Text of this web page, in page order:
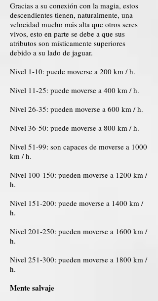
Gracias a su conexión con la magia, estos
descendientes tienen, naturalmente, una
velocidad mucho más alta que otros seres
vivos, esto en parte se debe a que sus
atributos son místicamente superiores
debido a su lado de jaguar.
Nivel 1-10: puede moverse a 200 km / h.
Nivel 11-25: puede moverse a 400 km / h.
Nivel 26-35: pueden moverse a 600 km / h.
Nivel 36-50: puede moverse a 800 km / h.
Nivel 51-99: son capaces de moverse a 1000
km / h.
Nivel 100-150: pueden moverse a 1200 km /
h.
Nivel 151-200: puede moverse a 1400 km /
h.
Nivel 201-250: pueden moverse a 1600 km /
h.
Nivel 251-300: pueden moverse a 1800 km /
h.
Mente salvaje